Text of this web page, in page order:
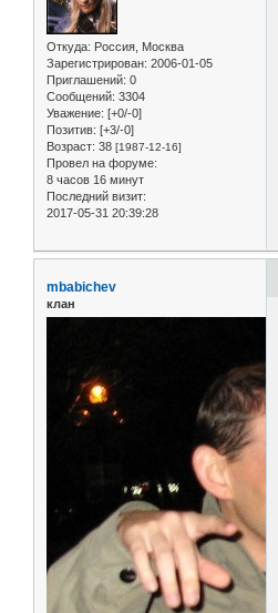
Откуда: Россия, Москва
Зарегистрирован: 2006-01-05
Приглашений: 0
Сообщений: 3304
Уважение: [+0/-0]
Позитив: [+3/-0]
Возраст: 38 [1987-12-16]
Провел на форуме:
8 часов 16 минут
Последний визит:
2017-05-31 20:39:28
mbabichev
клан